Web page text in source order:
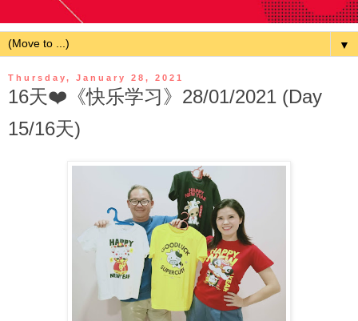
▼
Thursday, January 28, 2021
16天❤️《快乐学习》28/01/2021 (Day
15/16天)